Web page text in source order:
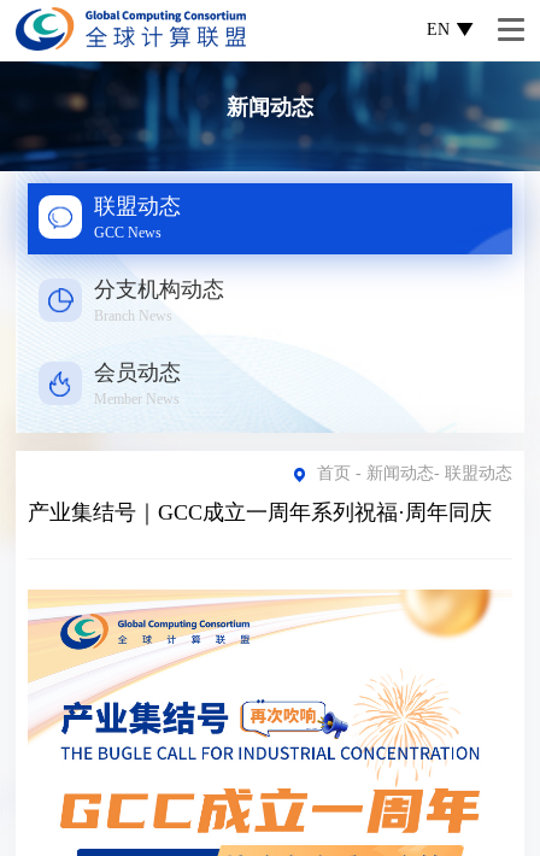
EN
新闻动态
联盟动态
GCC News
分支机构动态
Branch News
会员动态
Member News
首页 - 新闻动态- 联盟动态
产业集结号｜GCC成立一周年系列祝福·周年同庆